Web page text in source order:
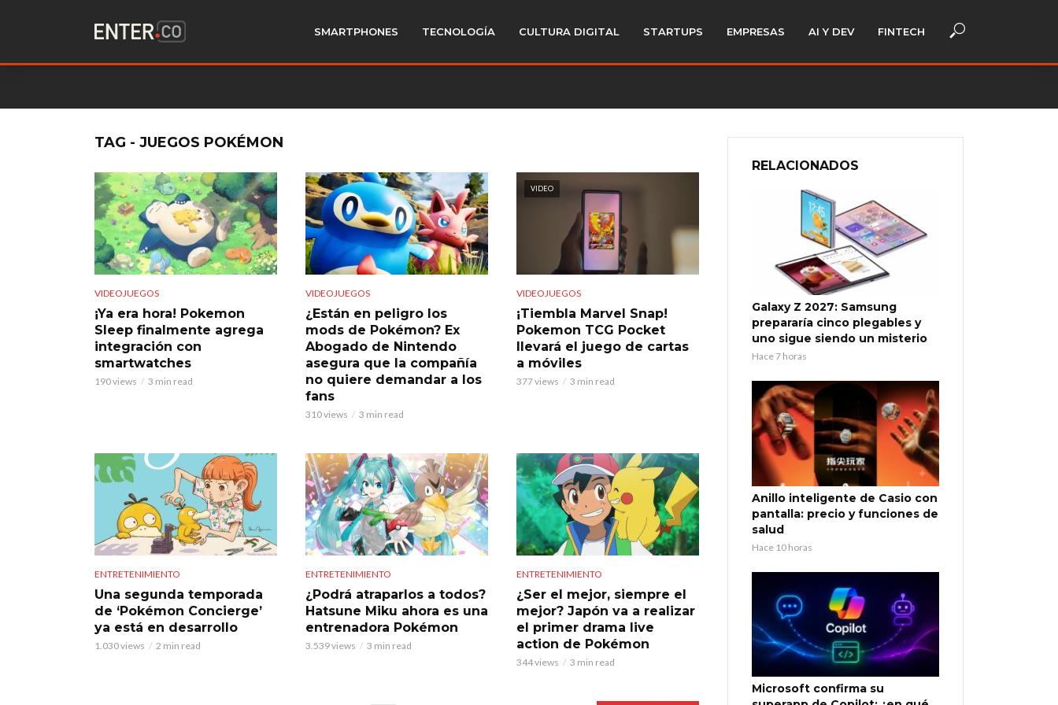
SMARTPHONES TECNOLOGÍA CULTURA DIGITAL STARTUPS EMPRESAS AI Y DEV FINTECH
TAG - JUEGOS POKÉMON
VIDEOJUEGOS
¡Ya era hora! Pokemon
Sleep finalmente agrega
integración con
smartwatches
190 views 3 min read
VIDEOJUEGOS
¿Están en peligro los
mods de Pokémon? Ex
Abogado de Nintendo
asegura que la compañía
no quiere demandar a los
fans
310 views 3 min read
VIDEO
VIDEOJUEGOS
¡Tiembla Marvel Snap!
Pokemon TCG Pocket
llevará el juego de cartas
a móviles
377 views 3 min read
ENTRETENIMIENTO
Una segunda temporada
de ‘Pokémon Concierge’
ya está en desarrollo
1.030 views 2 min read
ENTRETENIMIENTO
¿Podrá atraparlos a todos?
Hatsune Miku ahora es una
entrenadora Pokémon
3.539 views 3 min read
ENTRETENIMIENTO
¿Ser el mejor, siempre el
mejor? Japón va a realizar
el primer drama live
action de Pokémon
344 views 3 min read
RELACIONADOS
Galaxy Z 2027: Samsung
prepararía cinco plegables y
uno sigue siendo un misterio
Hace 7 horas
Anillo inteligente de Casio con
pantalla: precio y funciones de
salud
Hace 10 horas
Microsoft confirma su